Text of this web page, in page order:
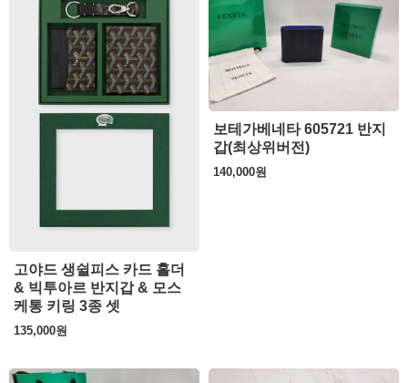
고야드 생쉴피스 카드 홀더
& 빅투아르 반지갑 & 모스
케통 키링 3종 셋
135,000원
보테가베네타 605721 반지
갑(최상위버전)
140,000원